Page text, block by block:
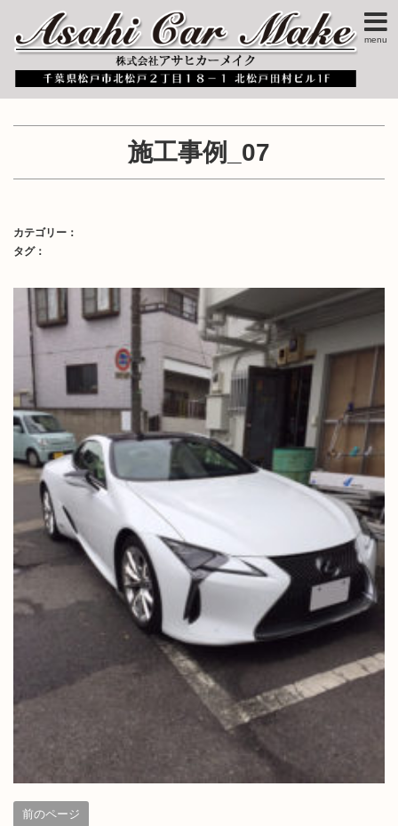
menu
施工事例_07
カテゴリー：
タグ：
前のページ